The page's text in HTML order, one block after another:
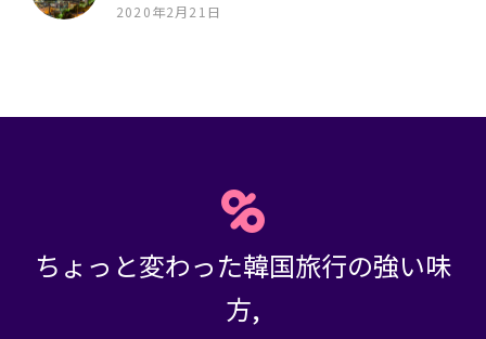
2020年2月21日
ちょっと変わった韓国旅行の強い味
方,